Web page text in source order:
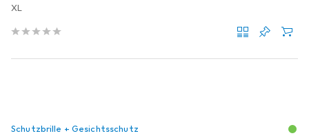
XL
Schutzbrille + Gesichtsschutz